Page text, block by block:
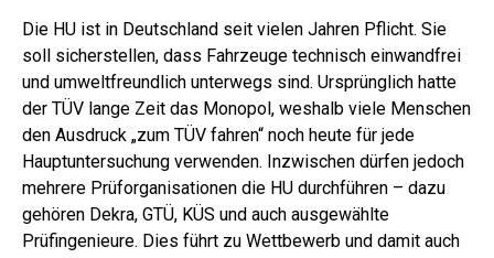
Die HU ist in Deutschland seit vielen Jahren Pflicht. Sie
soll sicherstellen, dass Fahrzeuge technisch einwandfrei
und umweltfreundlich unterwegs sind. Ursprünglich hatte
der TÜV lange Zeit das Monopol, weshalb viele Menschen
den Ausdruck „zum TÜV fahren“ noch heute für jede
Hauptuntersuchung verwenden. Inzwischen dürfen jedoch
mehrere Prüforganisationen die HU durchführen – dazu
gehören Dekra, GTÜ, KÜS und auch ausgewählte
Prüfingenieure. Dies führt zu Wettbewerb und damit auch